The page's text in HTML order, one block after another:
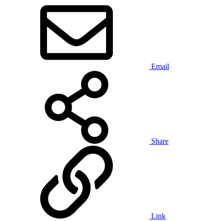
Email
Share
Link